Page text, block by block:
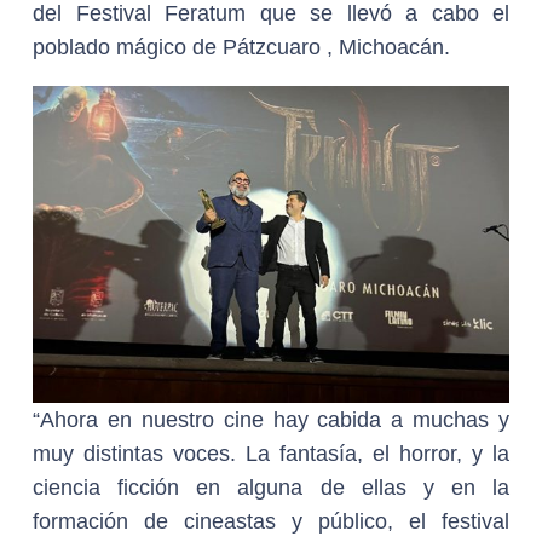
del Festival Feratum que se llevó a cabo el
poblado mágico de Pátzcuaro , Michoacán.
“Ahora en nuestro cine hay cabida a muchas y
muy distintas voces. La fantasía, el horror, y la
ciencia ficción en alguna de ellas y en la
formación de cineastas y público, el festival